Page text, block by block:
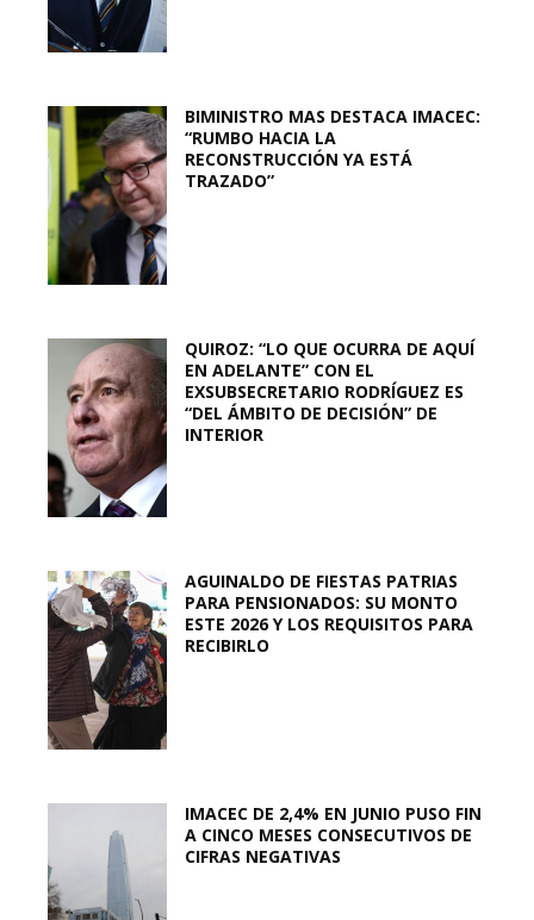
BIMINISTRO MAS DESTACA IMACEC:
“RUMBO HACIA LA
RECONSTRUCCIÓN YA ESTÁ
TRAZADO”
QUIROZ: “LO QUE OCURRA DE AQUÍ
EN ADELANTE” CON EL
EXSUBSECRETARIO RODRÍGUEZ ES
“DEL ÁMBITO DE DECISIÓN” DE
INTERIOR
AGUINALDO DE FIESTAS PATRIAS
PARA PENSIONADOS: SU MONTO
ESTE 2026 Y LOS REQUISITOS PARA
RECIBIRLO
IMACEC DE 2,4% EN JUNIO PUSO FIN
A CINCO MESES CONSECUTIVOS DE
CIFRAS NEGATIVAS